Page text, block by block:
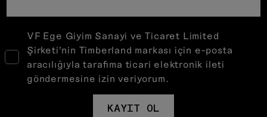
VF Ege Giyim Sanayi ve Ticaret Limited
Şirketi’nin Timberland markası için e-posta
aracılığıyla tarafıma ticari elektronik ileti
göndermesine izin veriyorum.
KAYIT OL